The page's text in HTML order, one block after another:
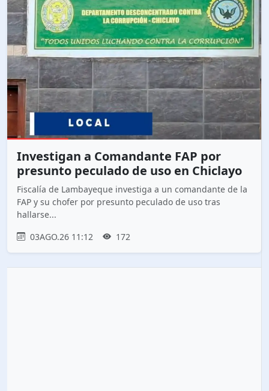
Investigan a Comandante FAP por
presunto peculado de uso en Chiclayo
Fiscalía de Lambayeque investiga a un comandante de la
FAP y su chofer por presunto peculado de uso tras
hallarse...
03AGO.26 11:12
172